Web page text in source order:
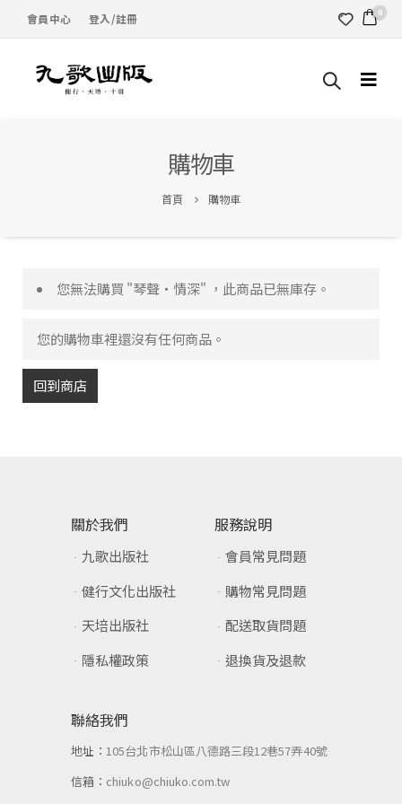
會員中心 登入/註冊 0
購物車
首頁 購物車
您無法購買 "琴聲‧情深" ，此商品已無庫存。
您的購物車裡還沒有任何商品。
回到商店
關於我們
九歌出版社
健行文化出版社
天培出版社
隱私權政策
服務說明
會員常見問題
購物常見問題
配送取貨問題
退換貨及退款
聯絡我們
地址：105台北市松山區八德路三段12巷57弄40號
信箱： chiuko@chiuko.com.tw